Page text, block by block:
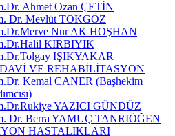
Ahmet Ozan ÇETİN
Dr. Mevlüt TOKGÖZ
Nur AK HOŞHAN
KIRBIYIK
IŞIKYAKAR
VE REHABİLİTASYON
Kemal CANER (Başhekim
YAZICI GÜNDÜZ
Dr. Berra YAMUÇ TANRIÖĞEN
HASTALIKLARI